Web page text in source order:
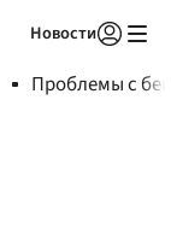
Новости
Проблемы с